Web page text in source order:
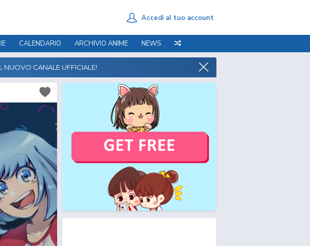
Accedi al tuo account
CALENDARIO ARCHIVIO ANIME NEWS
NUOVO CANALE UFFICIALE!